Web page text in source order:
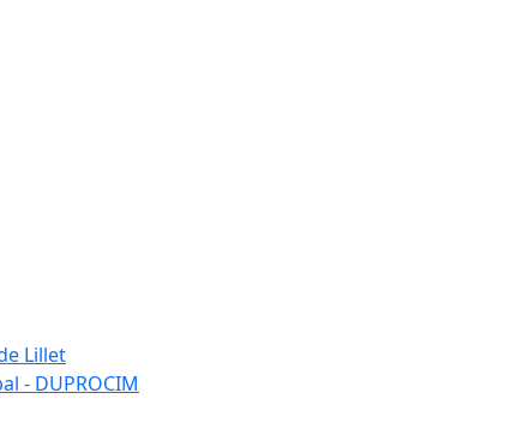
Lillet
- DUPROCIM